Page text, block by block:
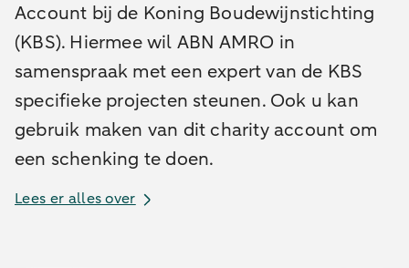
Account bij de Koning Boudewijnstichting
(KBS). Hiermee wil ABN AMRO in
samenspraak met een expert van de KBS
specifieke projecten steunen. Ook u kan
gebruik maken van dit charity account om
een schenking te doen.
Lees er alles over